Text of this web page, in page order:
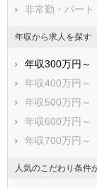
相模原市緑区
相模原市南区
横須賀市
鎌倉市
小田原市
逗子市
秦野市
大和市
非常勤・パート
年収から求人を探す
年収300万円～
年収400万円～
年収500万円～
年収600万円～
年収700万円～
人気のこだわり条件